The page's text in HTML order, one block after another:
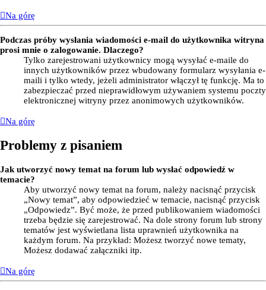
Na górę
Podczas próby wysłania wiadomości e-mail do użytkownika witryna
prosi mnie o zalogowanie. Dlaczego?
Tylko zarejestrowani użytkownicy mogą wysyłać e-maile do
innych użytkowników przez wbudowany formularz wysyłania e-
maili i tylko wtedy, jeżeli administrator włączył tę funkcję. Ma to
zabezpieczać przed nieprawidłowym używaniem systemu poczty
elektronicznej witryny przez anonimowych użytkowników.
Na górę
Problemy z pisaniem
Jak utworzyć nowy temat na forum lub wysłać odpowiedź w
temacie?
Aby utworzyć nowy temat na forum, należy nacisnąć przycisk
„Nowy temat”, aby odpowiedzieć w temacie, nacisnąć przycisk
„Odpowiedz”. Być może, że przed publikowaniem wiadomości
trzeba będzie się zarejestrować. Na dole strony forum lub strony
tematów jest wyświetlana lista uprawnień użytkownika na
każdym forum. Na przykład: Możesz tworzyć nowe tematy,
Możesz dodawać załączniki itp.
Na górę